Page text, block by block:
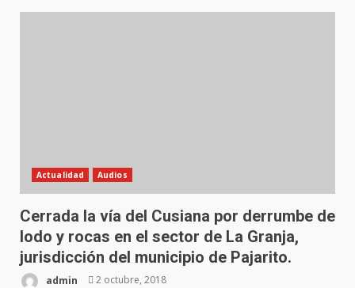
Actualidad Audios
Cerrada la vía del Cusiana por derrumbe de
lodo y rocas en el sector de La Granja,
jurisdicción del municipio de Pajarito.
admin 2 octubre, 2018